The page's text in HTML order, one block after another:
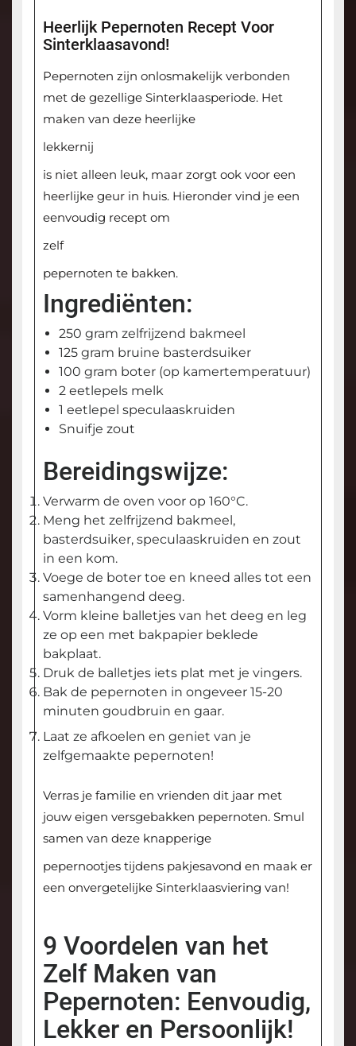
Heerlijk Pepernoten Recept Voor
Sinterklaasavond!
Pepernoten zijn onlosmakelijk verbonden
met de gezellige Sinterklaasperiode. Het
maken van deze heerlijke
lekkernij
is niet alleen leuk, maar zorgt ook voor een
heerlijke geur in huis. Hieronder vind je een
eenvoudig recept om
zelf
pepernoten te bakken.
Ingrediënten:
250 gram zelfrijzend bakmeel
125 gram bruine basterdsuiker
100 gram boter (op kamertemperatuur)
2 eetlepels melk
1 eetlepel speculaaskruiden
Snuifje zout
Bereidingswijze:
Verwarm de oven voor op 160°C.
Meng het zelfrijzend bakmeel,
basterdsuiker, speculaaskruiden en zout
in een kom.
Voege de boter toe en kneed alles tot een
samenhangend deeg.
Vorm kleine balletjes van het deeg en leg
ze op een met bakpapier beklede
bakplaat.
Druk de balletjes iets plat met je vingers.
Bak de pepernoten in ongeveer 15-20
minuten goudbruin en gaar.
Laat ze afkoelen en geniet van je
zelfgemaakte pepernoten!
Verras je familie en vrienden dit jaar met
jouw eigen versgebakken pepernoten. Smul
samen van deze knapperige
pepernootjes tijdens pakjesavond en maak er
een onvergetelijke Sinterklaasviering van!
9 Voordelen van het
Zelf Maken van
Pepernoten: Eenvoudig,
Lekker en Persoonlijk!